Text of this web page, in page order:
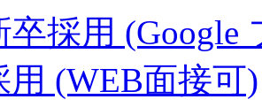
卒採用 (Google
用 (WEB面接可)